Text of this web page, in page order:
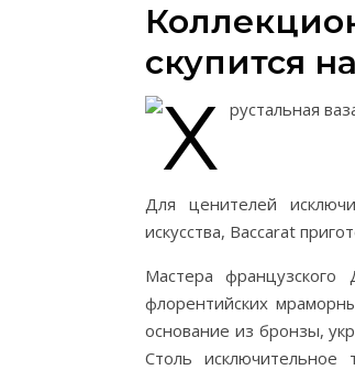
скупится
Для ценителей
искусства, Baccarat
Мастера
флорентийских
основание из бронзы,
Столь